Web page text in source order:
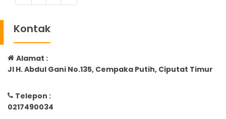
Kontak
Alamat :
Jl H. Abdul Gani No.135, Cempaka Putih, Ciputat Timur
Telepon :
0217490034